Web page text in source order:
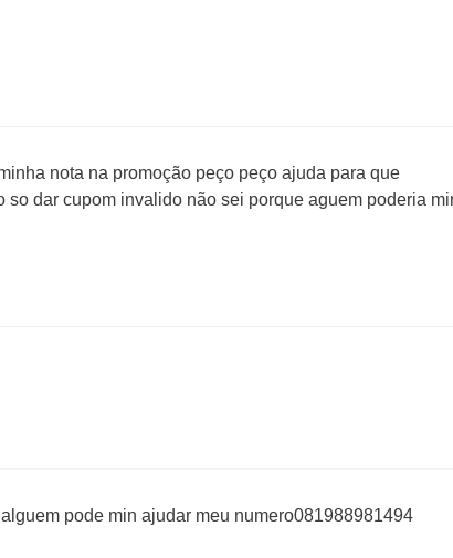
nota na promoção peço peço ajuda para que
so dar cupom invalido não sei porque aguem poderia
pode min ajudar meu numero081988981494